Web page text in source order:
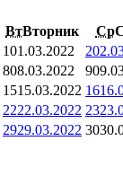
ВтВторник Ср
101.03.2022 2
808.03.2022 9
1515.03.2022 16
2222.03.2022 23
2929.03.2022 30